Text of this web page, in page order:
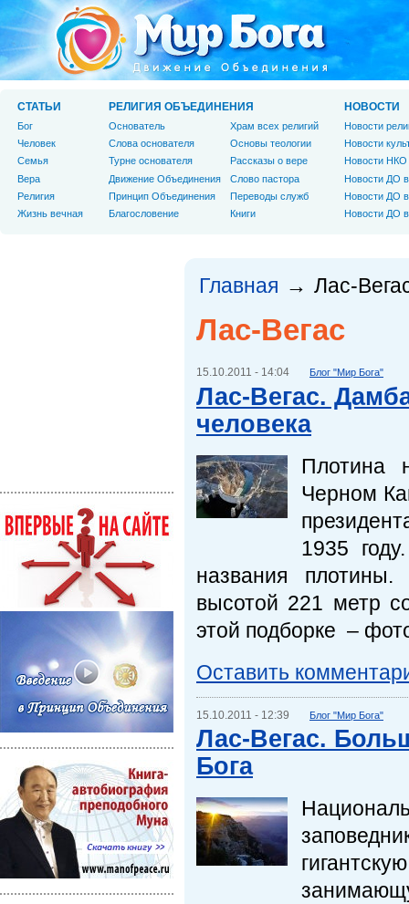
Главная → Лас-
Лас-Вегас
15.10.2011 - 14:04 Блог "Мир Бога"
Лас-Вегас.
человека
Плотина
Черном
1935
названия плотины.
высотой 221 метр
этой подборке –
Оставить
15.10.2011 - 12:39 Блог "Мир Бога"
Лас-Вегас.
Бога
СТАТЬИ
Бог
Человек
Cемья
Вера
Религия
Жизнь вечная
РЕЛИГИЯ ОБЪЕДИНЕНИЯ
Основатель
Слова основателя
Турне основателя
Движение Объединения
Принцип Объединения
Благословение
Храм всех религий
Основы теологии
Рассказы о вере
Слово пастора
Переводы служб
Книги
НОВОСТИ
Новости
Новости
Новости НКО
Новости ДО
Новости ДО
Новости ДО